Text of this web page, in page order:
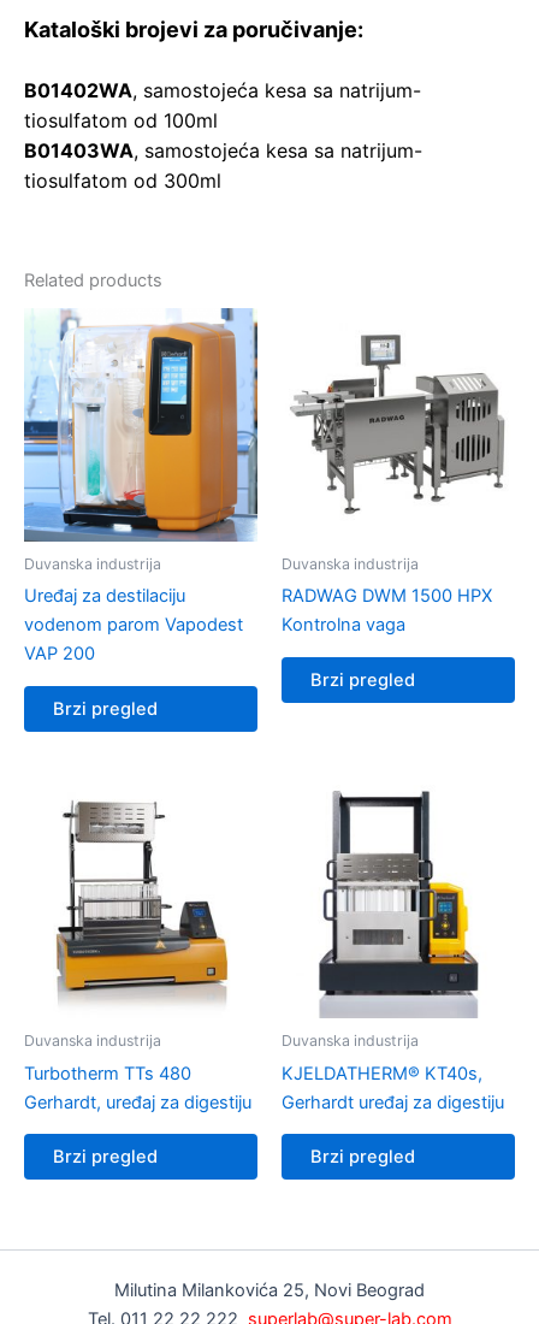
Kataloški brojevi za poručivanje:
B01402WA, samostojeća kesa sa natrijum-
tiosulfatom od 100ml
B01403WA, samostojeća kesa sa natrijum-
tiosulfatom od 300ml
Related products
Duvanska industrija
Uređaj za destilaciju
vodenom parom Vapodest
VAP 200
Brzi pregled
Duvanska industrija
RADWAG DWM 1500 HPX
Kontrolna vaga
Brzi pregled
Duvanska industrija
Turbotherm TTs 480
Gerhardt, uređaj za digestiju
Brzi pregled
Duvanska industrija
KJELDATHERM® KT40s,
Gerhardt uređaj za digestiju
Brzi pregled
Milutina Milankovića 25, Novi Beograd